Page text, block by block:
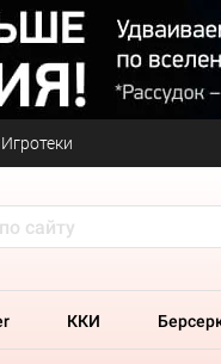
Игротеки
ККИ